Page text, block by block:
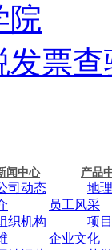
院
票
闻中心 产品
司动态
地
员工风采
织机构
项
企业文化